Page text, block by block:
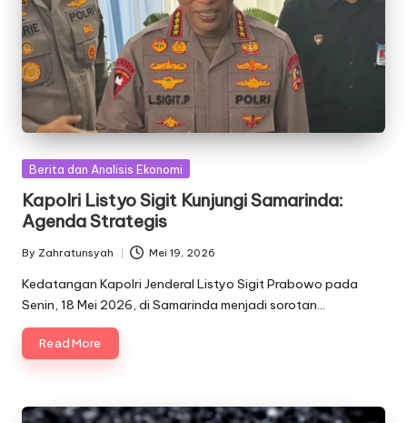
Posted
Berita dan Analisis Ekonomi
Kapolri Listyo Sigit Kunjungi Samarinda:
Agenda Strategis
Posted
by
By Zahratunsyah Mei 19, 2026
Kedatangan Kapolri Jenderal Listyo Sigit Prabowo pada
Senin, 18 Mei 2026, di Samarinda menjadi sorotan…
Read More